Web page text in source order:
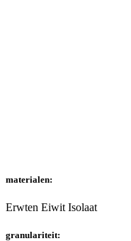
materialen:
Erwten Eiwit Isolaat
granulariteit: